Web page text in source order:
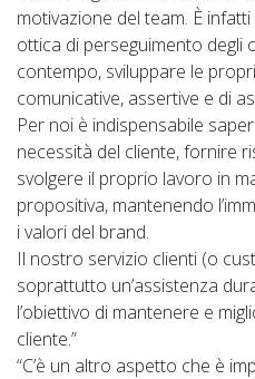
motivazione del team. È
ottica di perseguimento degli
contempo, sviluppare le
comunicative, assertive e di
Per noi è indispensabile
necessità del cliente, fornire
svolgere il proprio lavoro in
propositiva, mantenendo
i valori del brand.
Il nostro servizio clienti (o
soprattutto un’assistenza
l’obiettivo di mantenere e
cliente.”
“C’è un altro aspetto che è